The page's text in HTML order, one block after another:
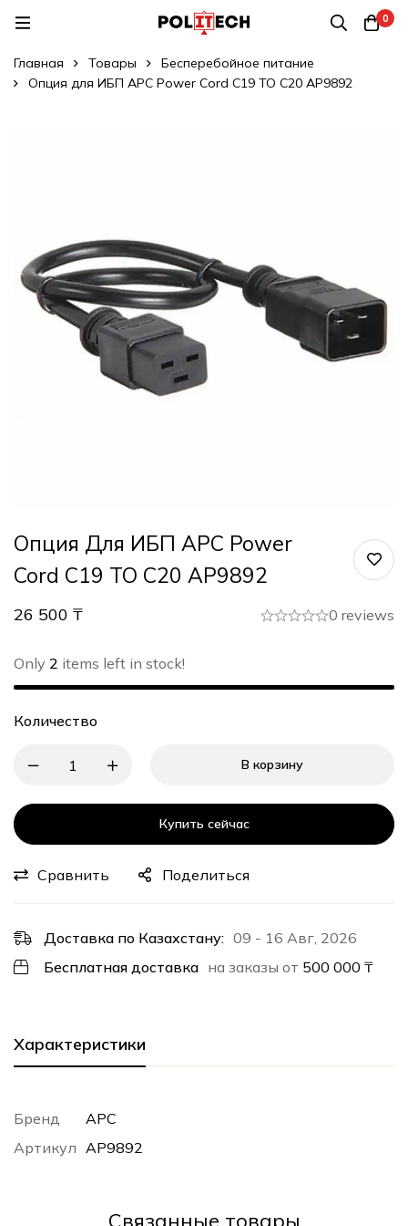
0
Главная Товары
Бесперебойное питание
Опция для ИБП APC Power Cord C19 TO C20 AP9892
Опция Для ИБП APC Power
Cord C19 TO C20 AP9892
26 500 ₸ 0 reviews
Only 2 items left in stock!
Количество
В корзину
Купить сейчас
Сравнить Поделиться
Доставка по Казахстану: 09 - 16 Авг, 2026
Бесплатная доставка на заказы от 500 000 ₸
Характеристики
Бренд
APC
Артикул AP9892
Cвязанные товары